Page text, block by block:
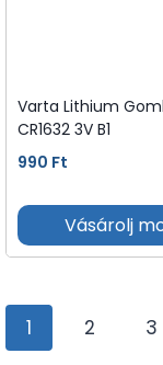
Varta Lithium
CR1632 3V B1
990 Ft
Vásárolj
1 2 3